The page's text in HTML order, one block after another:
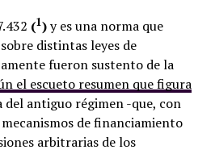
(1)y es una norma que
distintas leyes de
fueron sustento de la
el escueto resumen que figura
antiguo régimen -que, con
de financiamiento
arbitrarias de los